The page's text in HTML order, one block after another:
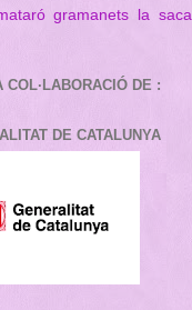
gramanets la saca
COL·LABORACIÓ DE :
DE CATALUNYA